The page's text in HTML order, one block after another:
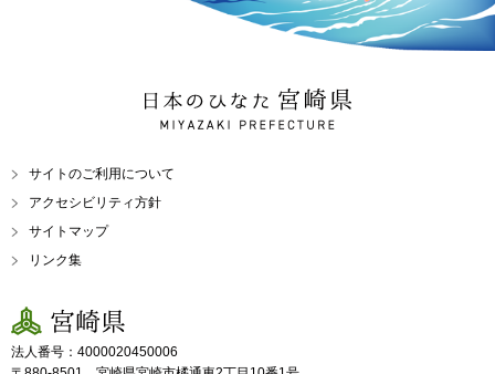
日本のひなた 宮崎県
MIYAZAKI PREFECTURE
サイトのご利用について
アクセシビリティ方針
サイトマップ
リンク集
宮崎県
法人番号：4000020450006